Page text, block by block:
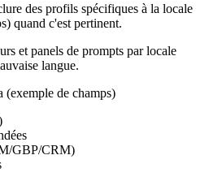
des profils spécifiques à la locale
quand c'est pertinent.
et panels de prompts par locale
langue.
(exemple de champs)
GBP/CRM)